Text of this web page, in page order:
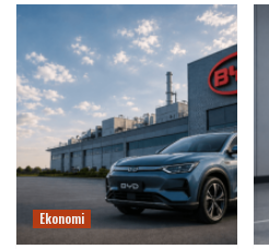
Ekonomi